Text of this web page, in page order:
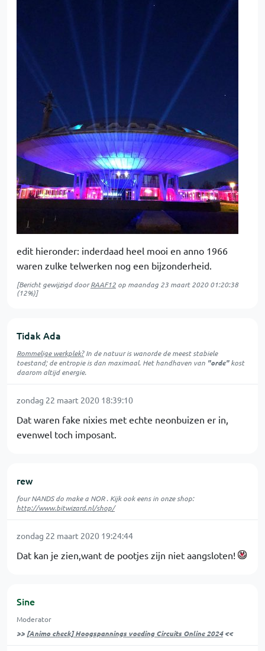
edit hieronder: inderdaad heel mooi en anno 1966
waren zulke telwerken nog een bijzonderheid.
[Bericht gewijzigd doorRAAF12 op maandag 23 maart 2020 01:20:38
(12%)]
Tidak Ada
Rommelige werkplek?In de natuur iswanordede meest stabiele
toestand; de entropie is dan maximaal. Het handhaven van "orde"kost
daarom altijd energie.
zondag 22 maart 2020 18:39:10
Dat waren fake nixies met echte neonbuizen er in,
evenwel toch imposant.
rew
four NANDS do make a NOR . Kijk ook eens in onze shop:
http://www.bitwizard.nl/shop/
zondag 22 maart 2020 19:24:44
Dat kan je zien,want de pootjes zijn niet aangsloten!
Sine
Moderator
>> [Animo check] Hoogspannings voeding Circuits Online 2024<<